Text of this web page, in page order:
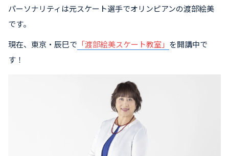
パーソナリティは元スケート選手でオリンピアンの渡部絵美
です。
現在、東京・辰巳で 「渡部絵美スケート教室」 を開講中で
す！